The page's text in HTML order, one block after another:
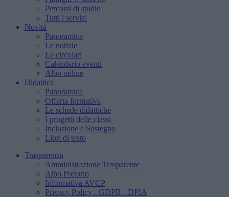
Percorsi di studio
Tutti i servizi
Novità
Panoramica
Le notizie
Le circolari
Calendario eventi
Albo online
Didattica
Panoramica
Offerta formativa
Le schede didattiche
I progetti delle classi
Inclusione e Sostegno
Libri di testo
Trasparenza
Amministrazione Trasparente
Albo Pretorio
Informativa AVCP
Privacy Policy - GDPR - DPIA